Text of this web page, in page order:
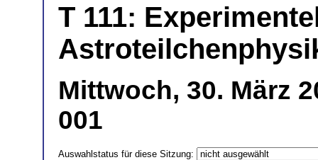
T 111:
Mittwoch, 30. März
001
Auswahlstatus für diese Sitzung: